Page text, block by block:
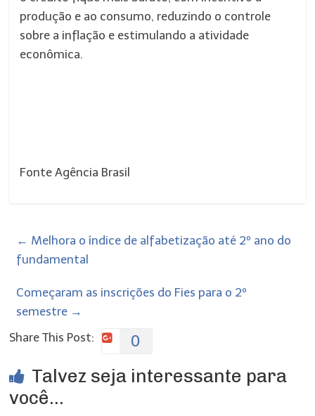
produção e ao consumo, reduzindo o controle
sobre a inflação e estimulando a atividade
econômica.
Fonte Agência Brasil
← Melhora o índice de alfabetização até 2º ano do
fundamental
Começaram as inscrições do Fies para o 2º
semestre →
Share This Post:
0
Talvez seja interessante para
você...